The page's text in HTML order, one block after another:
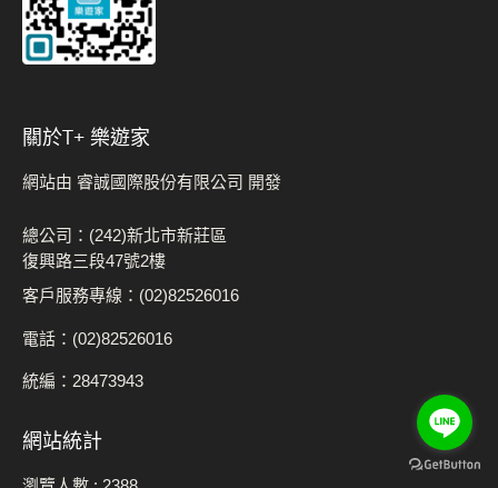
關於t+ 樂遊家
網站由 睿誠國際股份有限公司 開發
總公司：(242)新北市新莊區
復興路三段47號2樓
客戶服務專線：(02)82526016
電話：(02)82526016
統編：28473943
網站統計